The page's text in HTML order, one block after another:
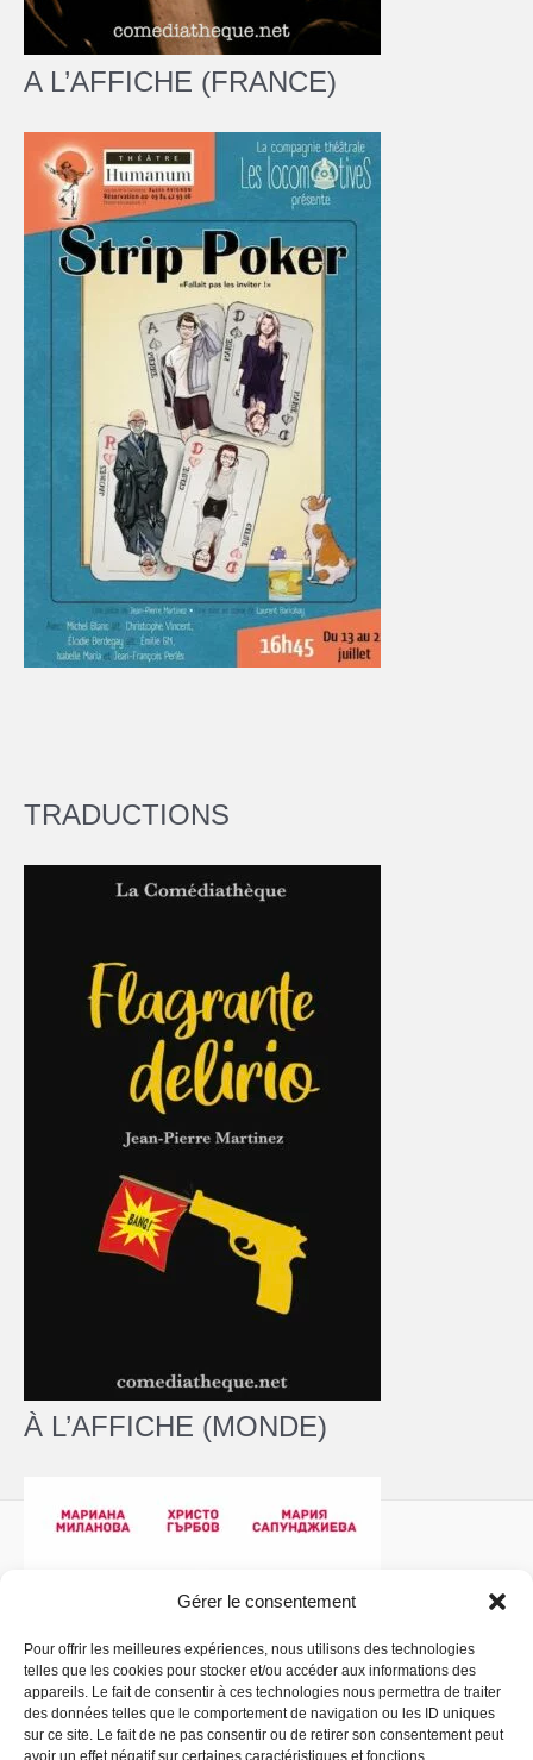
Gérer le consentement
Pour offrir les meilleures expériences, nous utilisons des technologies
telles que les cookies pour stocker et/ou accéder aux informations des
appareils. Le fait de consentir à ces technologies nous permettra de traiter
des données telles que le comportement de navigation ou les ID uniques
sur ce site. Le fait de ne pas consentir ou de retirer son consentement peut
avoir un effet négatif sur certaines caractéristiques et fonctions.
A L’AFFICHE (FRANCE)
TRADUCTIONS
À L’AFFICHE (MONDE)
Politique de confidentialité - Copyright © 2026 La
Comédiathèque